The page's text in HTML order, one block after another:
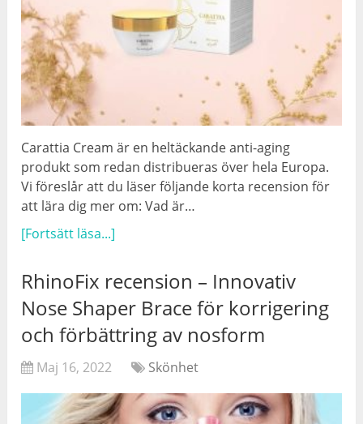
Carattia Cream är en heltäckande anti-aging
produkt som redan distribueras över hela Europa.
Vi föreslår att du läser följande korta recension för
att lära dig mer om: Vad är…
[Fortsätt läsa...]
RhinoFix recension – Innovativ
Nose Shaper Brace för korrigering
och förbättring av nosform
Maj 16, 2022 Skönhet